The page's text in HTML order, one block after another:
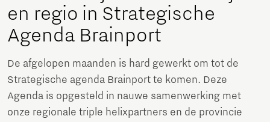
en regio in Strategische
Agenda Brainport
De afgelopen maanden is hard gewerkt om tot de
Strategische agenda Brainport te komen. Deze
Agenda is opgesteld in nauwe samenwerking met
onze regionale triple helixpartners en de provincie